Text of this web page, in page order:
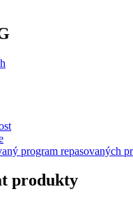
program repasovaných
produkty